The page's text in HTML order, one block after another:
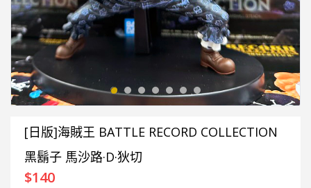
[日版]海賊王 BATTLE RECORD COLLECTION
黑鬍子 馬沙路·D·狄切
$140